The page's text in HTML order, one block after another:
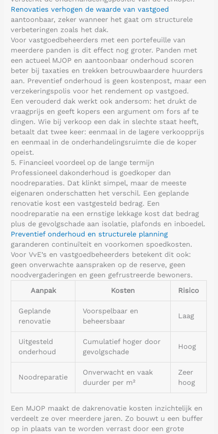
Renovaties verhogen de waarde van vastgoed
aantoonbaar, zeker wanneer het gaat om structurele
verbeteringen zoals het dak.
Voor vastgoedbeheerders met een portefeuille van
meerdere panden is dit effect nog groter. Panden met
een actueel MJOP en aantoonbaar onderhoud scoren
beter bij taxaties en trekken betrouwbaardere huurders
aan. Preventief onderhoud is geen kostenpost, maar een
verzekeringspolis voor het rendement op vastgoed.
Een verouderd dak werkt ook andersom: het drukt de
vraagprijs en geeft kopers een argument om fors af te
dingen. Wie bij verkoop een dak in slechte staat heeft,
betaalt dat twee keer: eenmaal in de lagere verkoopprijs
en eenmaal in de onderhandelingsruimte die de koper
opeist.
5. Financieel voordeel op de lange termijn
Professioneel dakonderhoud is goedkoper dan
noodreparaties. Dat klinkt simpel, maar de meeste
eigenaren onderschatten het verschil. Een geplande
renovatie kost een vastgesteld bedrag. Een
noodreparatie na een ernstige lekkage kost dat bedrag
plus de gevolgschade aan isolatie, plafonds en inboedel.
Preventief onderhoud en structurele planning
garanderen continuïteit en voorkomen spoedkosten.
Voor VvE’s en vastgoedbeheerders betekent dit ook:
geen onverwachte aanspraken op de reserve, geen
noodvergaderingen en geen gefrustreerde bewoners.
Aanpak
Kosten Risico
Geplande
renovatie
Voorspelbaar en
beheersbaar
Laag
Uitgesteld
onderhoud
Cumulatief hoger door
gevolgschade
Hoog
Noodreparatie
Onverwacht en vaak
duurder per m²
Zeer
hoog
Een MJOP maakt de dakrenovatie kosten inzichtelijk en
verdeelt ze over meerdere jaren. Zo bouwt u een buffer
op in plaats van te worden verrast door een grote